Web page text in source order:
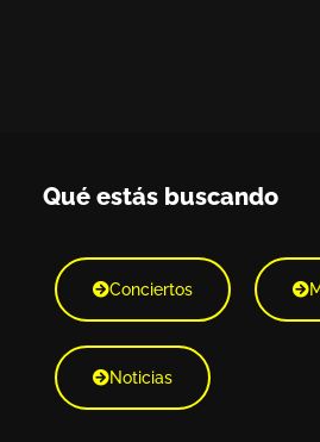
Qué estás buscando
Conciertos
Noticias